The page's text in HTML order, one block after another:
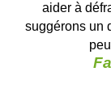
aider à
suggérons un